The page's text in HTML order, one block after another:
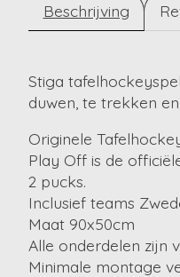
Beschrijving
Stiga
duwen, te trekken
Originele
Play Off is de
2 pucks.
Inclusief teams
Maat 90x50cm
Alle onderdelen zijn
Minimale montage